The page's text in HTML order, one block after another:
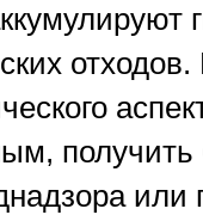
отходов.
или